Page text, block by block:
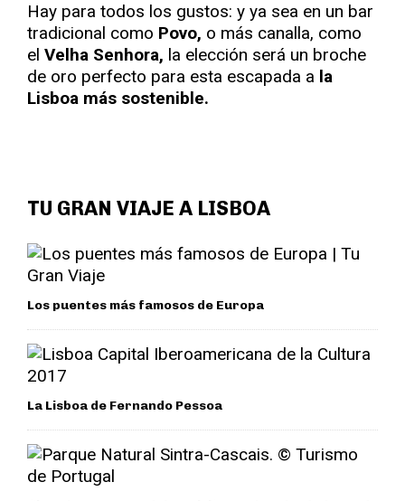
Hay para todos los gustos: y ya sea en un bar
tradicional como Povo, o más canalla, como
el Velha Senhora, la elección será un broche
de oro perfecto para esta escapada a la
Lisboa más sostenible.
TU GRAN VIAJE A LISBOA
Los puentes más famosos de Europa
La Lisboa de Fernando Pessoa